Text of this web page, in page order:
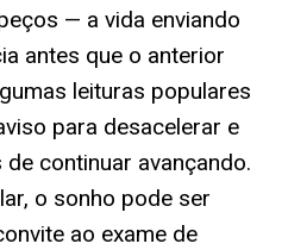
— a vida enviando
antes que o anterior
leituras populares
para desacelerar e
continuar avançando.
o sonho pode ser
ao exame de